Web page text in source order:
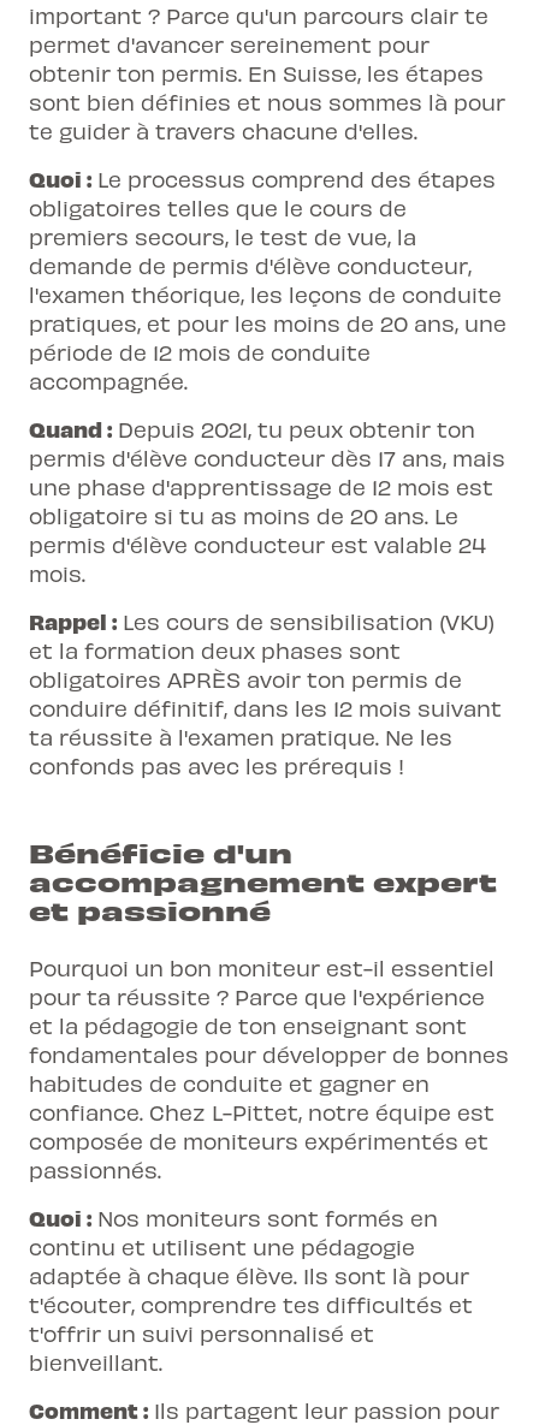
important ? Parce qu'un parcours clair te
permet d'avancer sereinement pour
obtenir ton permis. En Suisse, les étapes
sont bien définies et nous sommes là pour
te guider à travers chacune d'elles.
Quoi : Le processus comprend des étapes
obligatoires telles que le cours de
premiers secours, le test de vue, la
demande de permis d'élève conducteur,
l'examen théorique, les leçons de conduite
pratiques, et pour les moins de 20 ans, une
période de 12 mois de conduite
accompagnée.
Quand : Depuis 2021, tu peux obtenir ton
permis d'élève conducteur dès 17 ans, mais
une phase d'apprentissage de 12 mois est
obligatoire si tu as moins de 20 ans. Le
permis d'élève conducteur est valable 24
mois.
Rappel : Les cours de sensibilisation (VKU)
et la formation deux phases sont
obligatoires APRÈS avoir ton permis de
conduire définitif, dans les 12 mois suivant
ta réussite à l'examen pratique. Ne les
confonds pas avec les prérequis !
Bénéficie d'un
accompagnement expert
et passionné
Pourquoi un bon moniteur est-il essentiel
pour ta réussite ? Parce que l'expérience
et la pédagogie de ton enseignant sont
fondamentales pour développer de bonnes
habitudes de conduite et gagner en
confiance. Chez L-Pittet, notre équipe est
composée de moniteurs expérimentés et
passionnés.
Quoi : Nos moniteurs sont formés en
continu et utilisent une pédagogie
adaptée à chaque élève. Ils sont là pour
t'écouter, comprendre tes difficultés et
t'offrir un suivi personnalisé et
bienveillant.
Comment : Ils partagent leur passion pour